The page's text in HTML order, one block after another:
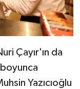
Çayır'ın da
Yazıcıoğlu